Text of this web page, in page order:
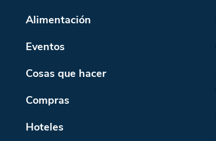
Alimentación
Eventos
Cosas que hacer
Compras
Hoteles